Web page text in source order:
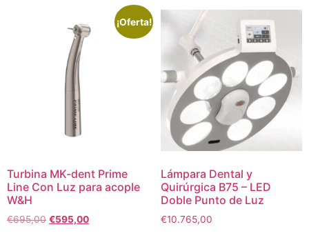
¡Oferta!
Turbina MK-dent Prime
Line Con Luz para acople
W&H
€695,00 €595,00
Lámpara Dental y
Quirúrgica B75 – LED
Doble Punto de Luz
€10.765,00